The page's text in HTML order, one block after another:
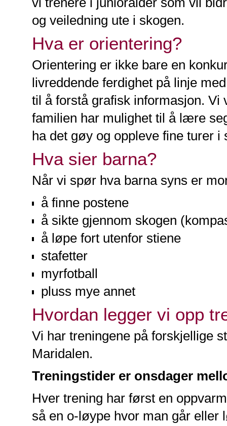
og veiledning ute i skogen.
Hva er orientering?
Orientering er ikke bare en
livreddende ferdighet på linje
til å forstå grafisk informasjon. Vi
familien har mulighet til å lære
ha det gøy og oppleve fine turer i
Hva sier barna?
Når vi spør hva barna syns er
å finne postene
å sikte gjennom skogen
å løpe fort utenfor stiene
stafetter
myrfotball
pluss mye annet
Hvordan legger vi opp
Vi har treningene på forskjellige
Maridalen.
Treningstider er onsdager
Hver trening har først en
så en o-løype hvor man går eller